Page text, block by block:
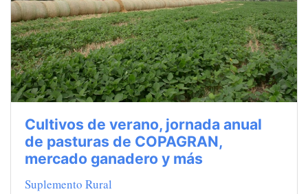
Cultivos de verano, jornada anual
de pasturas de COPAGRAN,
mercado ganadero y más
Suplemento Rural